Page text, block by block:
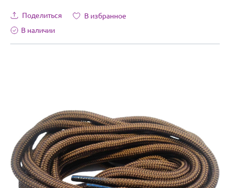
Поделиться
В избранное
В наличии